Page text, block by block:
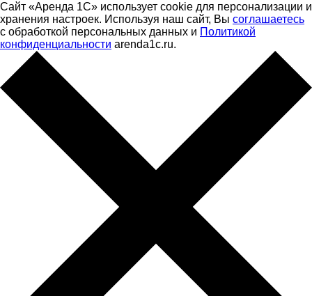
Сайт «Аренда 1С» использует cookie для персонализации и
хранения настроек. Используя наш сайт, Вы соглашаетесь
с обработкой персональных данных и Политикой
конфиденциальности arenda1c.ru.